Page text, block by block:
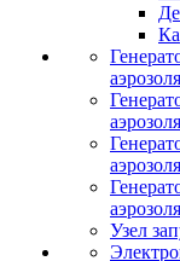
Узел